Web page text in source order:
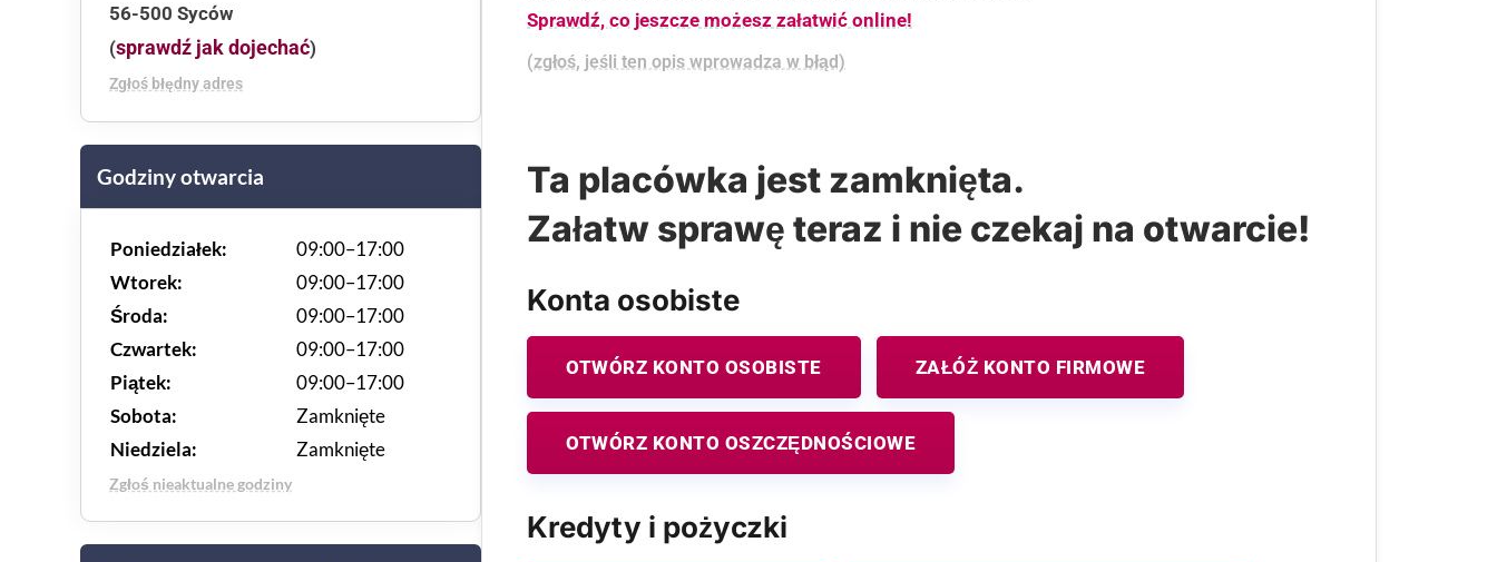
56-500 Syców
(sprawdź jak dojechać)
Zgłoś błędny adres
Godziny otwarcia
Poniedziałek:
09:00–17:00
Wtorek:
09:00–17:00
Środa:
09:00–17:00
Czwartek:
09:00–17:00
Piątek:
09:00–17:00
Sobota:
Zamknięte
Niedziela:
Zamknięte
Zgłoś nieaktualne godziny
Sprawdź, co jeszcze możesz załatwić online!
(zgłoś, jeśli ten opis wprowadza w błąd)
Ta placówka jest zamknięta.
Załatw sprawę teraz i nie czekaj na otwarcie!
Konta osobiste
OTWÓRZ KONTO OSOBISTE ZAŁÓŻ KONTO FIRMOWE
OTWÓRZ KONTO OSZCZĘDNOŚCIOWE
Kredyty i pożyczki